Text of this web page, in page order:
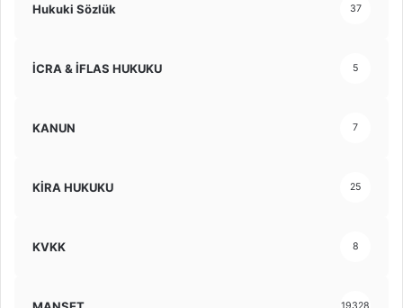
Hukuki Sözlük 37
İCRA & İFLAS HUKUKU 5
KANUN 7
KİRA HUKUKU 25
KVKK 8